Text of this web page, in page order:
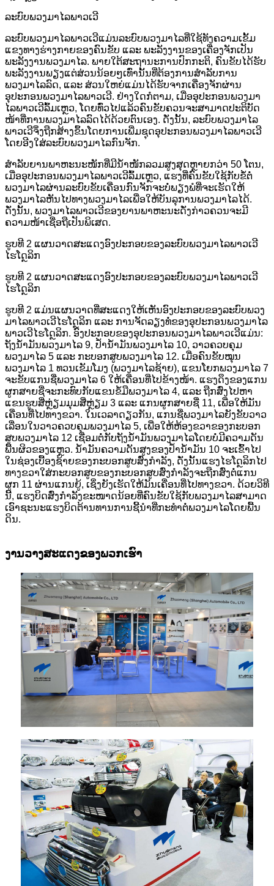
ລະບົບພວງມາໄລພາວເວີ
ລະບົບພວງມາໄລພາວເວີແມ່ນລະບົບພວງມາໄລທີ່ໃຊ້ທັງຄວາມເຂັ້ມ
ແຂງທາງຮ່າງກາຍຂອງຄົນຂັບ ແລະ ພະລັງງານຂອງເຄື່ອງຈັກເປັນ
ພະລັງງານພວງມາໄລ. ພາຍໃຕ້ສະຖານະການປົກກະຕິ, ຄົນຂັບໄດ້ຮັບ
ພະລັງງານພຽງແຕ່ສ່ວນນ້ອຍໆເທົ່ານັ້ນທີ່ຕ້ອງການສຳລັບການ
ພວງມາໄລລົດ, ແລະ ສ່ວນໃຫຍ່ແມ່ນໄດ້ຮັບຈາກເຄື່ອງຈັກຜ່ານ
ອຸປະກອນພວງມາໄລພາວເວີ. ຢ່າງໃດກໍຕາມ, ເມື່ອອຸປະກອນພວງມາ
ໄລພາວເວີລົ້ມເຫຼວ, ໂດຍທົ່ວໄປແລ້ວຄົນຂັບຄວນຈະສາມາດປະຕິບັດ
ໜ້າທີ່ການພວງມາໄລລົດໄດ້ດ້ວຍຕົນເອງ. ດັ່ງນັ້ນ, ລະບົບພວງມາໄລ
ພາວເວີຈຶ່ງຖືກສ້າງຂຶ້ນໂດຍການເພີ່ມຊຸດອຸປະກອນພວງມາໄລພາວເວີ
ໂດຍອີງໃສ່ລະບົບພວງມາໄລກົນຈັກ.
ສຳລັບຍານພາຫະນະໜັກທີ່ມີນ້ຳໜັກລວມສູງສຸດຫຼາຍກວ່າ 50 ໂຕນ,
ເມື່ອອຸປະກອນພວງມາໄລພາວເວີລົ້ມເຫຼວ, ແຮງທີ່ຄົນຂັບໃຊ້ກັບຂໍ້ຕໍ່
ພວງມາໄລຜ່ານລະບົບຂັບເຄື່ອນກົນຈັກຈະບໍ່ພຽງພໍທີ່ຈະເຮັດໃຫ້
ພວງມາໄລຫັນໄປທາງພວງມາໄລເພື່ອໃຫ້ບັນລຸການພວງມາໄລໄດ້.
ດັ່ງນັ້ນ, ພວງມາໄລພາວເວີຂອງຍານພາຫະນະດັ່ງກ່າວຄວນຈະມີ
ຄວາມໜ້າເຊື່ອຖືເປັນພິເສດ.
ຮູບທີ 2 ແຜນວາດສະແດງອົງປະກອບຂອງລະບົບພວງມາໄລພາວເວີ
ໄຮໂດຼລິກ
ຮູບທີ 2 ແຜນວາດສະແດງອົງປະກອບຂອງລະບົບພວງມາໄລພາວເວີ
ໄຮໂດຼລິກ
ຮູບທີ 2 ແມ່ນແຜນວາດທີ່ສະແດງໃຫ້ເຫັນອົງປະກອບຂອງລະບົບພວງ
ມາໄລພາວເວີໄຮໂດຼລິກ ແລະ ການຈັດລຽງທໍ່ຂອງອຸປະກອນພວງມາໄລ
ພາວເວີໄຮໂດຼລິກ. ອົງປະກອບຂອງອຸປະກອນພວງມາໄລພາວເວີແມ່ນ:
ຖັງນ້ຳມັນພວງມາໄລ 9, ປໍ້ານ້ຳມັນພວງມາໄລ 10, ວາວຄວບຄຸມ
ພວງມາໄລ 5 ແລະ ກະບອກສູບພວງມາໄລ 12. ເມື່ອຄົນຂັບໝຸນ
ພວງມາໄລ 1 ທວນເຂັມໂມງ (ພວງມາໄລຊ້າຍ), ແຂນໂຍກພວງມາໄລ 7
ຈະຂັບແກນຊື່ພວງມາໄລ 6 ໃຫ້ເຄື່ອນທີ່ໄປຂ້າງໜ້າ. ແຮງດຶງຂອງແກນ
ຜູກສາຍຊື່ຈະກະທົບກັບແຂນຂໍ້ມືພວງມາໄລ 4, ແລະ ຖືກສົ່ງໄປຫາ
ແຂນຮູບສີ່ຫຼ່ຽມມຸມສີ່ຫຼ່ຽມ 3 ແລະ ແກນຜູກສາຍຊື່ 11, ເພື່ອໃຫ້ມັນ
ເຄື່ອນທີ່ໄປທາງຂວາ. ໃນເວລາດຽວກັນ, ແກນຊື່ພວງມາໄລຍັງຂັບວາວ
ເລື່ອນໃນວາວຄວບຄຸມພວງມາໄລ 5, ເພື່ອໃຫ້ຫ້ອງຂວາຂອງກະບອກ
ສູບພວງມາໄລ 12 ເຊື່ອມຕໍ່ກັບຖັງນ້ຳມັນພວງມາໄລໂດຍບໍ່ມີຄວາມດັນ
ພື້ນຜິວຂອງແຫຼວ. ນ້ຳມັນຄວາມດັນສູງຂອງປໍ້ານ້ຳມັນ 10 ຈະເຂົ້າໄປ
ໃນຊ່ອງເບື້ອງຊ້າຍຂອງກະບອກສູບສົ່ງກຳລັງ, ດັ່ງນັ້ນແຮງໄຮໂດຼລິກໄປ
ທາງຂວາໃສ່ກະບອກສູບຂອງກະບອກສູບສົ່ງກຳລັງຈະຖືກສົ່ງຕໍ່ແກນ
ຜູກ 11 ຜ່ານແກນຍູ້, ເຊິ່ງຍັງເຮັດໃຫ້ມັນເຄື່ອນທີ່ໄປທາງຂວາ. ດ້ວຍວິທີ
ນີ້, ແຮງບິດສົ່ງກຳລັງຂະໜາດນ້ອຍທີ່ຄົນຂັບໃຊ້ກັບພວງມາໄລສາມາດ
ເອົາຊະນະແຮງບິດຕ້ານທານການຊີ້ນຳທີ່ກະທຳຕໍ່ພວງມາໄລໂດຍພື້ນ
ດິນ.
ງານວາງສະແດງຂອງພວກເຮົາ